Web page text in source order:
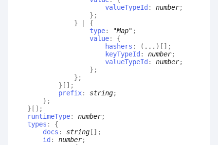
valueTypeId : number;
} ;
}
{
type: "Map" ;
value: {
hashers : ( ... ) [] ;
keyTypeId : number;
valueTypeId : number;
} ;
} ;
} [] ;
prefix: string;
} ;
} [] ;
runtimeType: number;
types : {
docs : string [] ;
id : number;